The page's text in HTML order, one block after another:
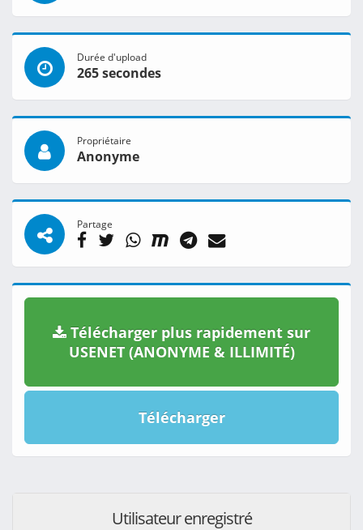
Durée d'upload
265 secondes
Propriétaire
Anonyme
Partage
Télécharger plus rapidement sur
USENET (ANONYME & ILLIMITÉ)
Télécharger
Utilisateur enregistré